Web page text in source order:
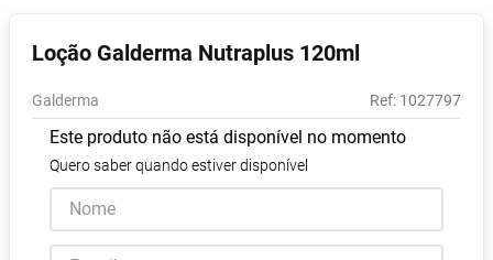
Loção Galderma Nutraplus 120ml
Galderma : 1027797
Este produto não está disponível no momento
Quero saber quando estiver disponível
6º Desodorante
7º Shampoo
8 Absorvente
9º Pampers Confort Sec
10 º